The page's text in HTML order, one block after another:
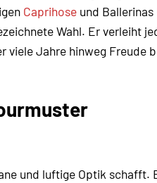
Caprihose und
Wahl. Er verleiht
viele Jahre hinweg Freude
und luftige Optik schafft.